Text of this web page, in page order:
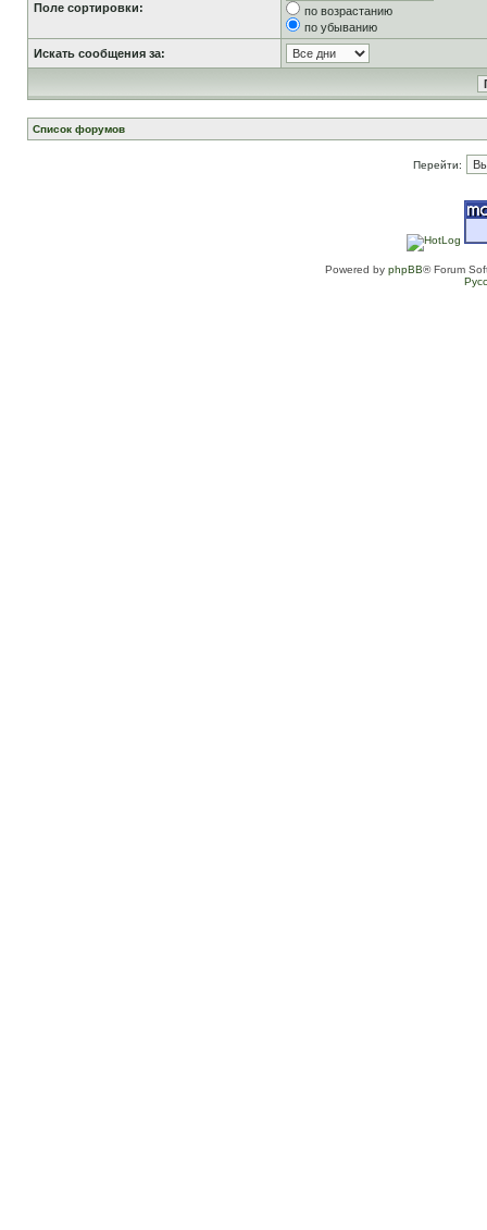
Поле сортировки:
по возрастанию
по убыванию
Искать сообщения за:
Список форумов
Перейти:
Powered by phpBB® Forum